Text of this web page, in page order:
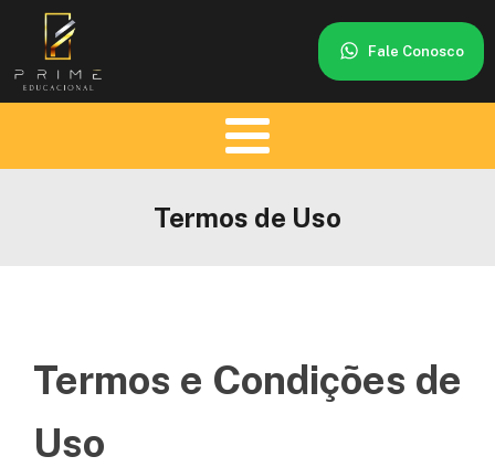
Fale Conosco
Termos de Uso
Termos e Condições de
Uso